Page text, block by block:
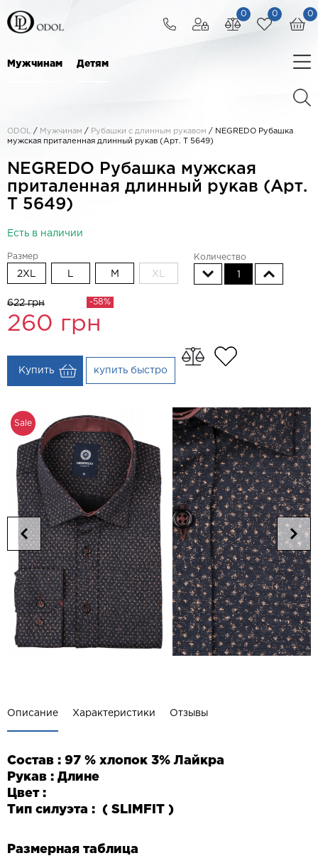
0
0
0
Мужчинам Детям
ODOL / Мужчинам / Рубашки с длинным рукавом / NEGREDO Рубашка
мужская приталенная длинный рукав (Арт. T 5649)
NEGREDO Рубашка мужская
приталенная длинный рукав (Арт.
T 5649)
Есть в наличии
Размер
2XL M XL
Количество
622 грн
260 грн
-58%
Купить купить быстро
Sale
Описание Характеристики Отзывы
Состав : 97 % хлопок 3% Лайкра
Рукав : Длине
Цвет :
Тип силуэта : ( SLIM FIT )
Размерная таблица